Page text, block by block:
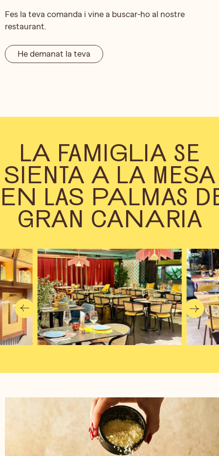
Fes la teva comanda i vine a buscar-ho al nostre
restaurant.
He demanat la teva
LA FAMIGLIA SE
SIENTA A LA MESA
EN LAS PALMAS
GRAN CANARIA